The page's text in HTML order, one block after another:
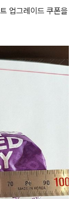
업그레이드 쿠폰을